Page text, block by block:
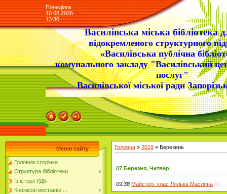
Понеділок
10.08.2026
13:30
Василівська міська бібліотека
відокремленого структурного
«Василівська публічна
комунального закладу "Василівський
послуг"
Василівської міської ради
»
Меню сайту
Головна сторінка
Структура бібліотеки
Із історії РДБ
Книжкові виставки ...
Головна » 2019 » Березень
07 Березня, Четвер
09:38 Майстер- клас Лялька Масляна (0)